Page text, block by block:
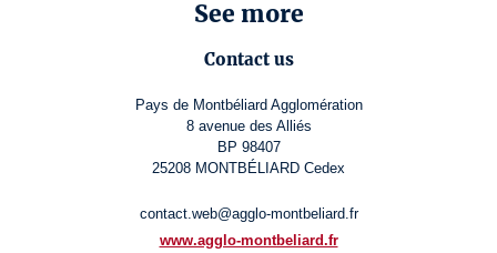
See more
Contact us
Pays de Montbéliard Agglomération
8 avenue des Alliés
BP 98407
25208 MONTBÉLIARD Cedex
contact.web@agglo-montbeliard.fr
www.agglo-montbeliard.fr